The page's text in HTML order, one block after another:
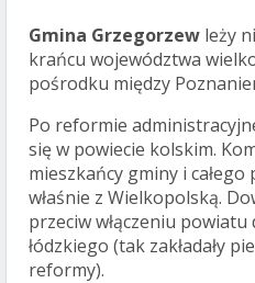
Gmina Grzegorzew leży
krańcu województwa
pośrodku między
Po reformie
się w powiecie kolskim.
mieszkańcy gminy i
właśnie z Wielkopolską.
przeciw włączeniu
łódzkiego (tak zakładały
reformy).